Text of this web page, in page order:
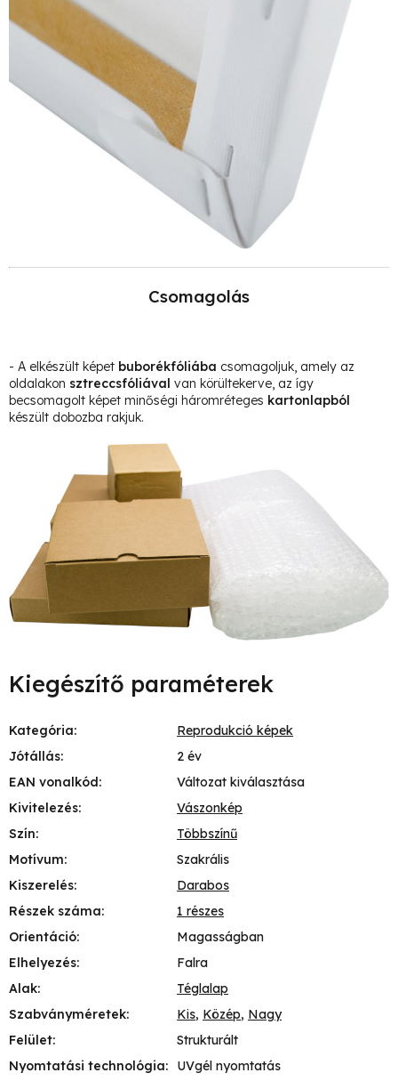
Csomagolás
- A elkészült képet buborékfóliába csomagoljuk, amely az
oldalakon sztreccsfóliával van körültekerve, az így
becsomagolt képet minőségi háromréteges kartonlapból
készült dobozba rakjuk.
Kiegészítő paraméterek
Kategória:
Reprodukció képek
Jótállás:
2 év
EAN vonalkód:
Változat kiválasztása
Kivitelezés:
Vászonkép
Szín:
Többszínű
Motívum:
Szakrális
Kiszerelés:
Darabos
Részek száma:
1 részes
Orientáció:
Magasságban
Elhelyezés:
Falra
Alak:
Téglalap
Szabványméretek: Kis, Közép, Nagy
Felület:
Strukturált
Nyomtatási technológia:
UVgél nyomtatás